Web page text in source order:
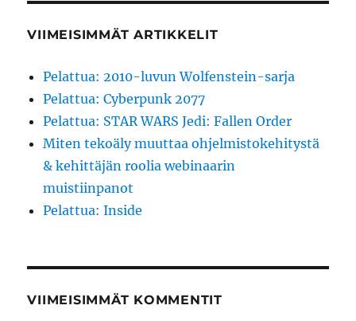
VIIMEISIMMÄT ARTIKKELIT
Pelattua: 2010-luvun Wolfenstein-sarja
Pelattua: Cyberpunk 2077
Pelattua: STAR WARS Jedi: Fallen Order
Miten tekoäly muuttaa ohjelmistokehitystä
& kehittäjän roolia webinaarin
muistiinpanot
Pelattua: Inside
VIIMEISIMMÄT KOMMENTIT